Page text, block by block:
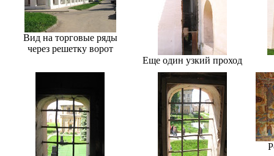
Вид на торговые ряды
через решетку ворот
Еще один узкий проход